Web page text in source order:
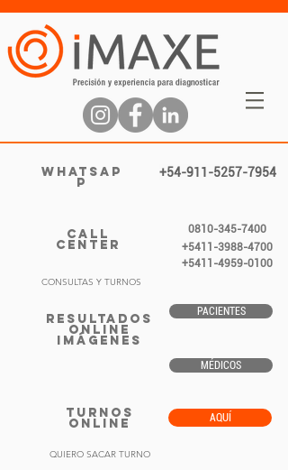
WHATSAP
P
+54-911-5257-7954
CALL
CENTER
0810-345-7400
+5411-3988-4700
+5411-4959-0100
CONSULTAS Y TURNOS
RESULTADOS
ONLINE
IMÁGENES
PACIENTES
MÉDICOS
TURNOS
ONLINE AQUÍ
QUIERO SACAR TURNO